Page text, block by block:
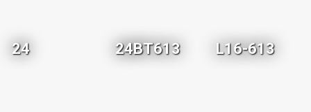
24 24BT613 L16-613